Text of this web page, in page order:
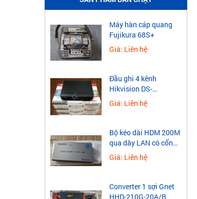
Máy hàn cáp quang
Fujikura 68S+
Giá: Liên hệ
Đầu ghi 4 kênh
Hikvision DS-
7604NXI-K1
Giá: Liên hệ
​Bộ kéo dài HDM 200M
qua dây LAN có cổng
USB
Giá: Liên hệ
Converter 1 sợi Gnet
HHD-210G-20A/B